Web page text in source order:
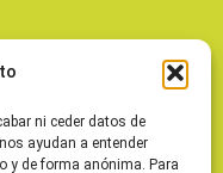
ni ceder datos de
ayudan a entender
y de forma anónima. Para